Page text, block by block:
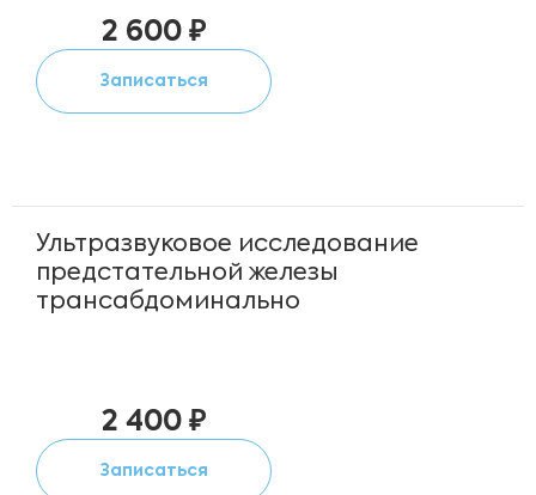
2 600 ₽
Записаться
Ультразвуковое исследование
предстательной железы
трансабдоминально
2 400 ₽
Записаться